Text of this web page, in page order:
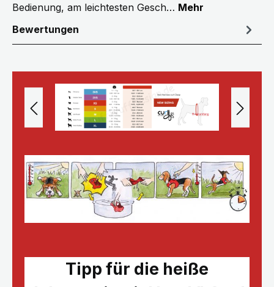
Bedienung, am leichtesten Gesch… Mehr
Bewertungen
Tipp für die heiße